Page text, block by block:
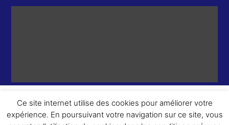
ème
Ce site internet utilise des cookies pour améliorer votre
expérience. En poursuivant votre navigation sur ce site, vous